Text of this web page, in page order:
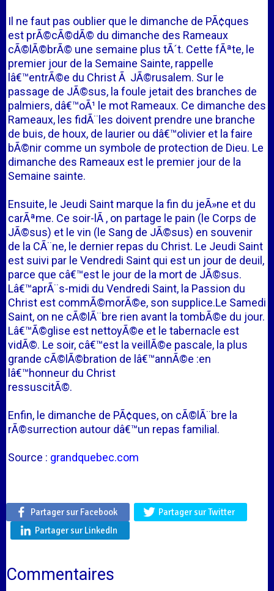
Il ne faut pas oublier que le dimanche de PÃ¢ques
est prÃ©cÃ©dÃ© du dimanche des Rameaux
cÃ©lÃ©brÃ© une semaine plus tÃ´t. Cette fÃªte, le
premier jour de la Semaine Sainte, rappelle
lâ€™entrÃ©e du Christ Ã JÃ©rusalem. Sur le
passage de JÃ©sus, la foule jetait des branches de
palmiers, dâ€™oÃ¹ le mot Rameaux. Ce dimanche des
Rameaux, les fidÃ¨les doivent prendre une branche
de buis, de houx, de laurier ou dâ€™olivier et la faire
bÃ©nir comme un symbole de protection de Dieu. Le
dimanche des Rameaux est le premier jour de la
Semaine sainte.
Ensuite, le Jeudi Saint marque la fin du jeÃ»ne et du
carÃªme. Ce soir-lÃ , on partage le pain (le Corps de
JÃ©sus) et le vin (le Sang de JÃ©sus) en souvenir
de la CÃ¨ne, le dernier repas du Christ. Le Jeudi Saint
est suivi par le Vendredi Saint qui est un jour de deuil,
parce que câ€™est le jour de la mort de JÃ©sus.
Lâ€™aprÃ¨s-midi du Vendredi Saint, la Passion du
Christ est commÃ©morÃ©e, son supplice.Le Samedi
Saint, on ne cÃ©lÃ¨bre rien avant la tombÃ©e du jour.
Lâ€™Ã©glise est nettoyÃ©e et le tabernacle est
vidÃ©. Le soir, câ€™est la veillÃ©e pascale, la plus
grande cÃ©lÃ©bration de lâ€™annÃ©e :en
lâ€™honneur du Christ
ressuscitÃ©.
Enfin, le dimanche de PÃ¢ques, on cÃ©lÃ¨bre la
rÃ©surrection autour dâ€™un repas familial.
Source : grandquebec.com
Partager sur Facebook
Partager sur Twitter
Partager sur LinkedIn
Commentaires